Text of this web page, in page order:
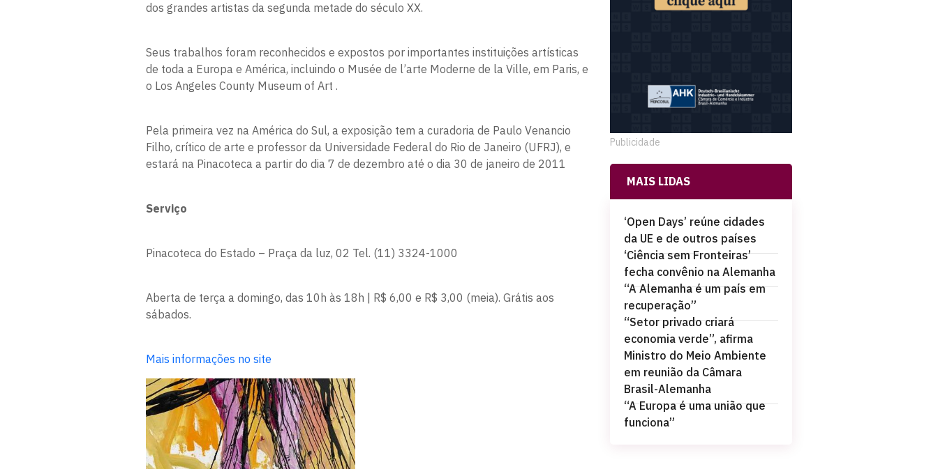
dos grandes artistas da segunda metade do século XX.
Seus trabalhos foram reconhecidos e expostos por importantes instituições artísticas
de toda a Europa e América, incluindo o Musée de l’arte Moderne de la Ville, em Paris, e
o Los Angeles County Museum of Art .
Pela primeira vez na América do Sul, a exposição tem a curadoria de Paulo Venancio
Filho, crítico de arte e professor da Universidade Federal do Rio de Janeiro (UFRJ), e
estará na Pinacoteca a partir do dia 7 de dezembro até o dia 30 de janeiro de 2011
Serviço
Pinacoteca do Estado – Praça da luz, 02 Tel. (11) 3324-1000
Aberta de terça a domingo, das 10h às 18h | R$ 6,00 e R$ 3,00 (meia). Grátis aos
sábados.
Mais informações no site
Publicidade
MAIS LIDAS
‘Open Days’ reúne cidades
da UE e de outros países
‘Ciência sem Fronteiras’
fecha convênio na Alemanha
“A Alemanha é um país em
recuperação”
“Setor privado criará
economia verde”, afirma
Ministro do Meio Ambiente
em reunião da Câmara
Brasil-Alemanha
“A Europa é uma união que
funciona”